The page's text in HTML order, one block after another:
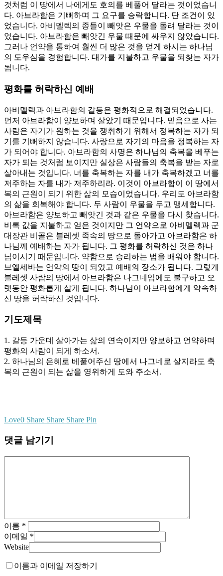
것처럼 이 땅에서 나에게도 호의를 베풀어 달라는 것이었습니
다. 아브라함은 기뻐하며 그 요구를 승락합니다. 단 조건이 있
었습니다. 아비멜렉의 종들이 빼앗은 우물을 돌려 달라는 것이
었습니다. 아브라함은 빼앗긴 우물 때문에 싸우지 않았습니다.
그러나 언약을 통하여 훨씬 더 많은 것을 얻게 하시는 하나님
의 도우심을 경험합니다. 대가를 지불하고 우물을 되찾는 자가
됩니다.
평화를 허락하신 예배
아비멜렉과 아브라함의 갈등은 평화적으로 해결되었습니다.
먼저 아브라함이 양보하며 살았기 때문입니다. 믿음으로 사는
사람은 자기가 원하는 것을 쟁취하기 위해서 정복하는 자가 되
기를 기뻐하지 않습니다. 사랑으로 자기의 마음을 정복하는 자
가 되어야 합니다. 아브라함의 사명은 하나님의 축복을 베푸는
자가 되는 것처럼 보이지만 실상은 사람들의 축복을 받는 자로
살아내는 것입니다. 너를 축복하는 자를 내가 축복하겠고 너를
저주하는 자를 내가 저주하리라. 이것이 아브라함이 이 땅에서
복의 근원이 되기 위한 삶의 모습이었습니다. 우리도 아브라함
의 삶을 회복해야 합니다. 두 사람이 우물을 두고 맹세합니다.
아브라함은 양보하고 빼앗긴 것과 같은 우물을 다시 찾습니다.
비록 값을 지불하고 얻은 것이지만 그 언약으로 아비멜렉과 군
대장관 비골은 블레셋 족속의 땅으로 돌아가고 아브라함은 하
나님께 예배하는 자가 됩니다. 그 평화를 허락하신 것은 하나
님이시기 때문입니다. 약함으로 승리하는 법을 배워야 합니다.
브엘세바는 언약의 땅이 되었고 예배의 장소가 됩니다. 그렇게
블레셋 사람의 땅에서 아브라함은 나그네임에도 불구하고 오
랫동안 평화롭게 살게 됩니다. 하나님이 아브라함에게 약속하
신 땅을 허락하신 것입니다.
기도제목
1. 갈등 가운데 살아가는 삶의 연속이지만 양보하고 언약하며
평화의 사람이 되게 하소서.
2. 하나님의 은혜로 베풀어주신 땅에서 나그네로 살지라도 축
복의 근원이 되는 삶을 영위하게 도와 주소서.
Love0 Share Share Share Pin
댓글 남기기
이름 *
이메일 *
Website
이름과 이메일 저장하기